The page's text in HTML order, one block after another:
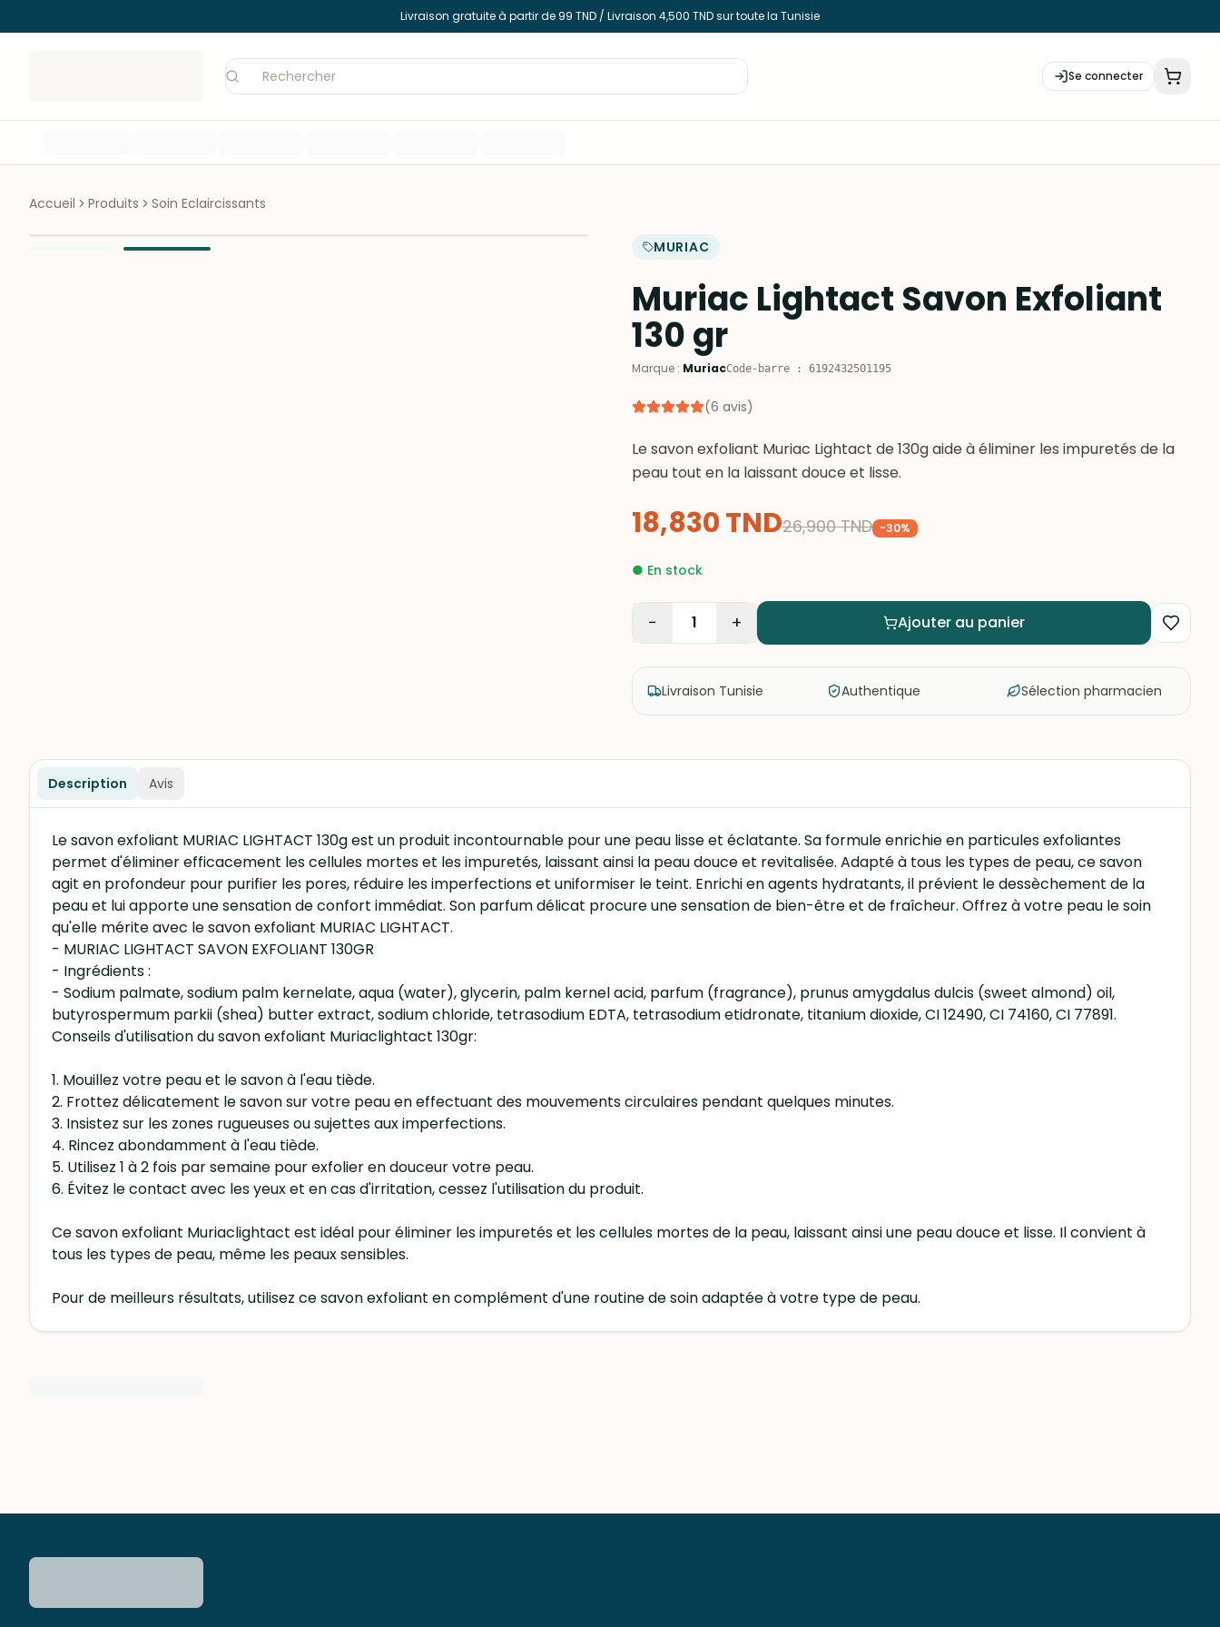
Livraison gratuite à partir de 99 TND / Livraison 4,500 TND sur toute la Tunisie
Se connecter
Accueil Produits Soin Eclaircissants
MURIAC
Muriac Lightact Savon Exfoliant
130 gr
Marque : MuriacCode-barre : 6192432501195
(6 avis)
Le savon exfoliant Muriac Lightact de 130g aide à éliminer les impuretés de la
peau tout en la laissant douce et lisse.
18,830TND26,900 TND -30%
● En stock
− 1 + Ajouter au panier
Livraison Tunisie Authentique Sélection pharmacien
Description Avis
Le savon exfoliant MURIAC LIGHTACT 130g est un produit incontournable pour une peau lisse et éclatante. Sa formule enrichie en particules exfoliantes
permet d'éliminer efficacement les cellules mortes et les impuretés, laissant ainsi la peau douce et revitalisée. Adapté à tous les types de peau, ce savon
agit en profondeur pour purifier les pores, réduire les imperfections et uniformiser le teint. Enrichi en agents hydratants, il prévient le dessèchement de la
peau et lui apporte une sensation de confort immédiat. Son parfum délicat procure une sensation de bien-être et de fraîcheur. Offrez à votre peau le soin
qu'elle mérite avec le savon exfoliant MURIAC LIGHTACT.
- MURIAC LIGHTACT SAVON EXFOLIANT 130GR
- Ingrédients :
- Sodium palmate, sodium palm kernelate, aqua (water), glycerin, palm kernel acid, parfum (fragrance), prunus amygdalus dulcis (sweet almond) oil,
butyrospermum parkii (shea) butter extract, sodium chloride, tetrasodium EDTA, tetrasodium etidronate, titanium dioxide, CI 12490, CI 74160, CI 77891.
Conseils d'utilisation du savon exfoliant Muriaclightact 130gr:
1. Mouillez votre peau et le savon à l'eau tiède.
2. Frottez délicatement le savon sur votre peau en effectuant des mouvements circulaires pendant quelques minutes.
3. Insistez sur les zones rugueuses ou sujettes aux imperfections.
4. Rincez abondamment à l'eau tiède.
5. Utilisez 1 à 2 fois par semaine pour exfolier en douceur votre peau.
6. Évitez le contact avec les yeux et en cas d'irritation, cessez l'utilisation du produit.
Ce savon exfoliant Muriaclightact est idéal pour éliminer les impuretés et les cellules mortes de la peau, laissant ainsi une peau douce et lisse. Il convient à
tous les types de peau, même les peaux sensibles.
Pour de meilleurs résultats, utilisez ce savon exfoliant en complément d'une routine de soin adaptée à votre type de peau.